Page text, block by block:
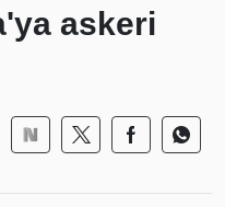
askeri